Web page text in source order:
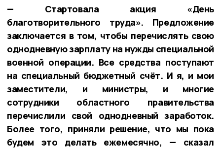
— Стартовала акция «День
благотворительного труда». Предложение
заключается в том, чтобы перечислять свою
однодневную зарплату на нужды специальной
военной операции. Все средства поступают
на специальный бюджетный счёт. И я, и мои
заместители, и министры, и многие
сотрудники областного правительства
перечислили свой однодневный заработок.
Более того, приняли решение, что мы пока
будем это делать ежемесячно, — сказал